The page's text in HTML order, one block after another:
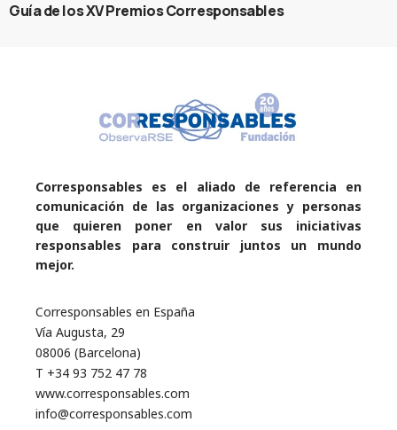
Guía de los XV Premios Corresponsables
Corresponsables es el aliado de referencia en
comunicación de las organizaciones y personas
que quieren poner en valor sus iniciativas
responsables para construir juntos un mundo
mejor.
Corresponsables en España
Vía Augusta, 29
08006 (Barcelona)
T +34 93 752 47 78
www.corresponsables.com
info@corresponsables.com